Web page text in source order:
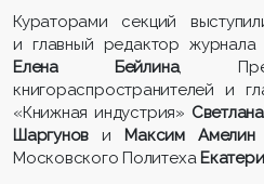
Кураторами секций
и главный редактор журнала
Елена Бейлина,
книгораспространителей и
«Книжная индустрия»
Шаргунов и Максим Амелин
Московского Политеха